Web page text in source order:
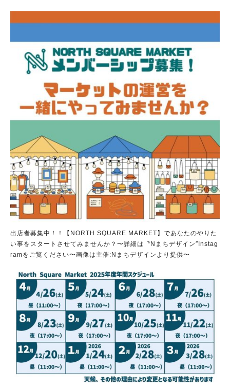
出店者募集中！！【NORTH SQUARE MARKET】であなたのやりた
い事をスタートさせてみませんか？〜詳細は〝Nまちデザイン″Instag
ramをご覧ください〜画像は主催:Nまちデザインより提供〜